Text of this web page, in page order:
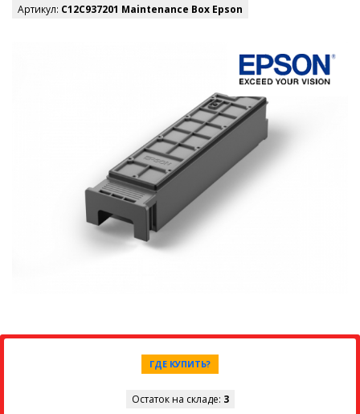
Артикул: C12C937201 Maintenance Box Epson
ГДЕ КУПИТЬ?
Остаток на складе: 3